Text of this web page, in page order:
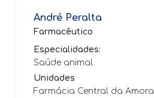
André Peralta
Farmacêutico
Especialidades:
Saúde animal
Unidades
Farmácia Central da Amora